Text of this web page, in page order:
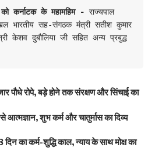
कर्नाटक के महामहिम - राज्यपाल
भारतीय सह-संगठक मंत्री सतीश कुमार
केशव दुबौलिया जी सहित अन्य प्रबुद्ध
पौधे रोपे, बड़े होने तक संरक्षण और सिंचाई का
आत्मज्ञान, शुभ कर्म और चातुर्मास का दिव्य
का कर्म-शुद्धि काल, न्याय के साथ मोक्ष का